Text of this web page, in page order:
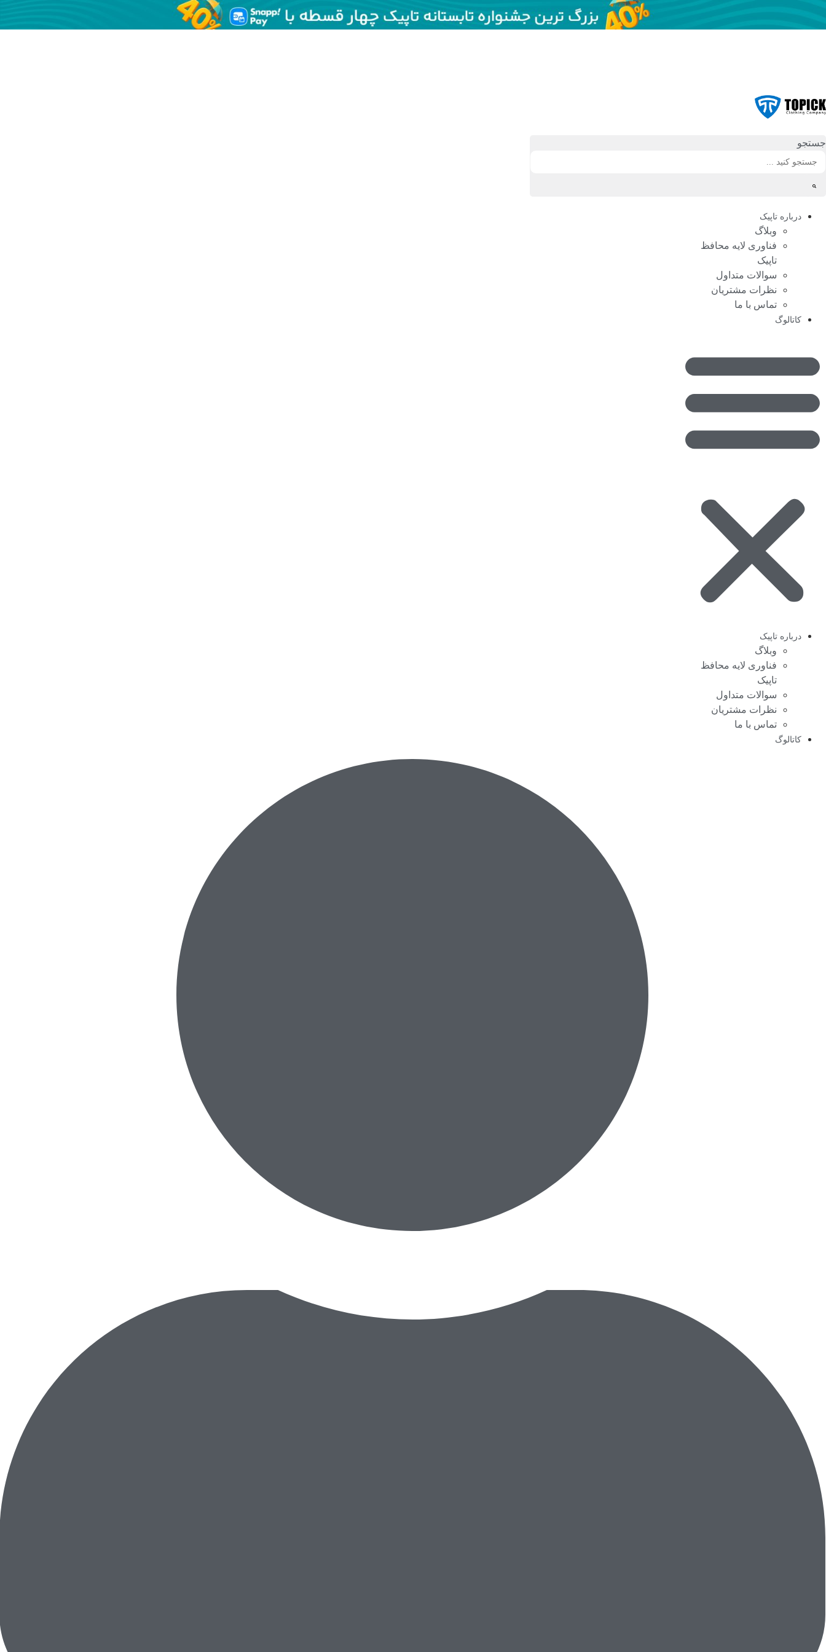
جستجو
درباره تاپیک
وبلاگ
فناوری لایه محافظ
تاپیک
سوالات متداول
نظرات مشتریان
تماس با ما
کاتالوگ
درباره تاپیک
وبلاگ
فناوری لایه محافظ
تاپیک
سوالات متداول
نظرات مشتریان
تماس با ما
کاتالوگ